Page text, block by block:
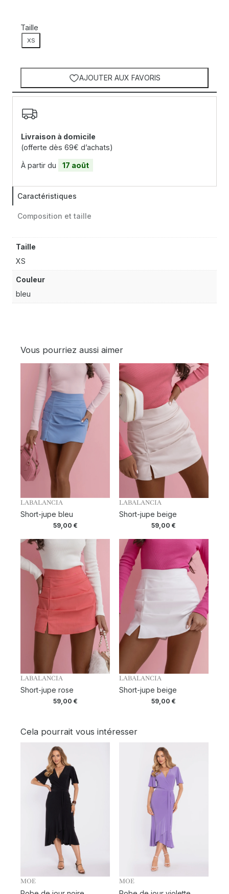
Taille
XS
AJOUTER AUX FAVORIS
Livraison à domicile
(offerte dès 69€ d’achats)
À partir du 17 août
Caractéristiques
Composition et taille
Taille
XS
Couleur
bleu
Vous pourriez aussi aimer
LABALANCIA
Short-jupe bleu
59,00 €
LABALANCIA
Short-jupe beige
59,00€
LABALANCIA
Short-jupe rose
59,00 €
LABALANCIA
Short-jupe beige
59,00€
Cela pourrait vous intéresser
MOE MOE